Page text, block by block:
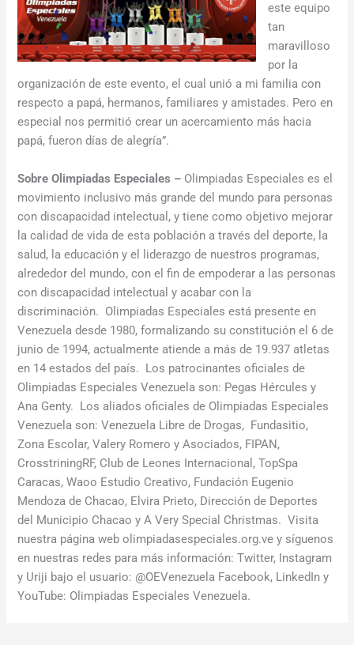
este equipo
tan
maravilloso
por la
organización de este evento, el cual unió a mi familia con
respecto a papá, hermanos, familiares y amistades. Pero en
especial nos permitió crear un acercamiento más hacia
papá, fueron días de alegría”.
Sobre Olimpiadas Especiales – Olimpiadas Especiales es el
movimiento inclusivo más grande del mundo para personas
con discapacidad intelectual, y tiene como objetivo mejorar
la calidad de vida de esta población a través del deporte, la
salud, la educación y el liderazgo de nuestros programas,
alrededor del mundo, con el fin de empoderar a las personas
con discapacidad intelectual y acabar con la
discriminación. Olimpiadas Especiales está presente en
Venezuela desde 1980, formalizando su constitución el 6 de
junio de 1994, actualmente atiende a más de 19.937 atletas
en 14 estados del país. Los patrocinantes oficiales de
Olimpiadas Especiales Venezuela son: Pegas Hércules y
Ana Genty. Los aliados oficiales de Olimpiadas Especiales
Venezuela son: Venezuela Libre de Drogas, Fundasitio,
Zona Escolar, Valery Romero y Asociados, FIPAN,
CrosstriningRF, Club de Leones Internacional, TopSpa
Caracas, Waoo Estudio Creativo, Fundación Eugenio
Mendoza de Chacao, Elvira Prieto, Dirección de Deportes
del Municipio Chacao y A Very Special Christmas. Visita
nuestra página web olimpiadasespeciales.org.ve y síguenos
en nuestras redes para más información: Twitter, Instagram
y Uriji bajo el usuario: @OEVenezuela Facebook, LinkedIn y
YouTube: Olimpiadas Especiales Venezuela.